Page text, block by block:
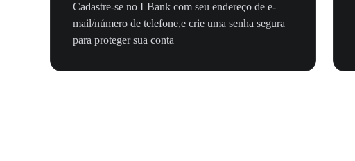
Cadastre-se no LBank com seu endereço de e-
mail/número de telefone,e crie uma senha segura
para proteger sua conta